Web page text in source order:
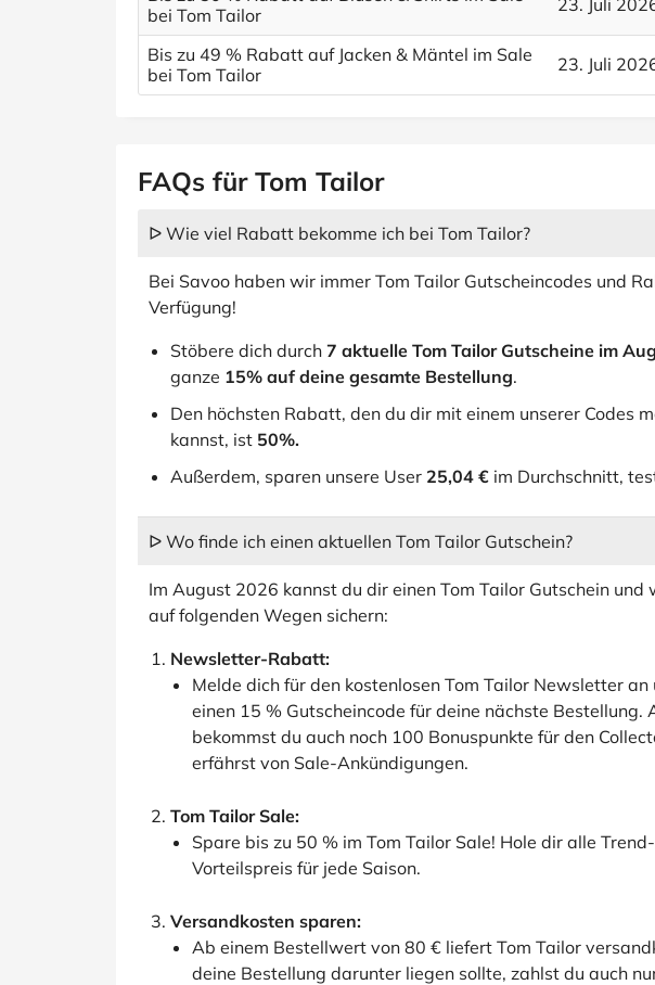
bei Tom Tailor
23. Juli
Bis zu 49 % Rabatt auf Jacken & Mäntel im Sale
bei Tom Tailor
23. Juli
FAQs für Tom Tailor
ᐅ Wie viel Rabatt bekomme ich bei Tom Tailor?
Bei Savoo haben wir immer Tom Tailor Gutscheincodes und
Verfügung!
Stöbere dich durch 7 aktuelle Tom Tailor Gutscheine im
ganze 15% auf deine gesamte Bestellung.
Den höchsten Rabatt, den du dir mit einem unserer Codes
kannst, ist 50%.
Außerdem, sparen unsere User 25,04 € im Durchschnitt,
ᐅ Wo finde ich einen aktuellen Tom Tailor Gutschein?
Im August 2026 kannst du dir einen Tom Tailor Gutschein
auf folgenden Wegen sichern:
Newsletter-Rabatt:
Melde dich für den kostenlosen Tom Tailor Newsletter
einen 15 % Gutscheincode für deine nächste Bestellung.
bekommst du auch noch 100 Bonuspunkte für den
erfährst von Sale-Ankündigungen.
Tom Tailor Sale:
Spare bis zu 50 % im Tom Tailor Sale! Hole dir alle
Vorteilspreis für jede Saison.
Versandkosten sparen:
Ab einem Bestellwert von 80 € liefert Tom Tailor
deine Bestellung darunter liegen sollte, zahlst du auch